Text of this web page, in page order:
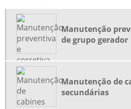
MANUTENÇÃO DE GRUPOS GERADORES
MANUTENÇÃO GERADORES A DIESEL
MANUTENÇÃO PREVENTIVA DE CABINE
MANUTENÇÃO PREVENTIVA E CORRETIVA
PAINEL DE TRANSFERÊNCIA AUTOMÁTICA
PAINEL DE TRANSFERÊNCIA GERADOR
Manutenção
de grupo gerador
Manutenção de
secundárias